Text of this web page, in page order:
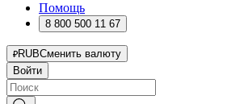
Помощь
8 800 500 11 67
RUBСменить валюту
Войти